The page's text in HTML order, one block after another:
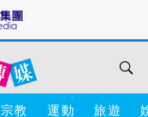
宗教 運動 旅遊